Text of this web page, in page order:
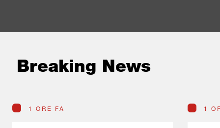
Breaking News
1 ORE FA 1